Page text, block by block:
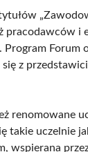
pracodawców i
Forum
z
renomowane
takie uczelnie
wspierana